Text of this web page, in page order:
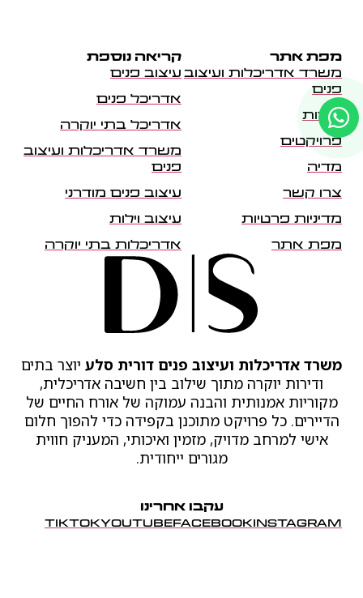
משרד אדריכלות ועיצוב פנים דורית סלע יוצר בתים
ודירות יוקרה מתוך שילוב בין חשיבה אדריכלית,
מקוריות אמנותית והבנה עמוקה של אורח החיים של
הדיירים. כל פרויקט מתוכנן בקפידה כדי להפוך חלום
אישי למרחב מדויק, מזמין ואיכותי, המעניק חווית
מגורים ייחודית.
עקבו אחרינו
INSTAGRAM
FACEBOOK
YOUTUBE
TIKTOK
מפת אתר
משרד אדריכלות ועיצוב
פנים
אודות
פרויקטים
מדיה
צרו קשר
מדיניות פרטיות
מפת אתר
קריאה נוספת
עיצוב פנים
אדריכל פנים
אדריכל בתי יוקרה
משרד אדריכלות ועיצוב
פנים
עיצוב פנים מודרני
עיצוב וילות
אדריכלות בתי יוקרה